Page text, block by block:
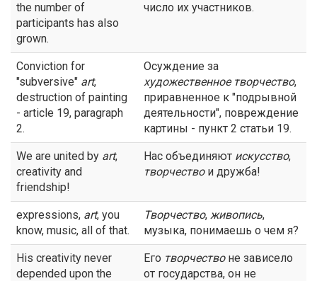
the number of
participants has also
grown.
число их участников.
Conviction for
"subversive" art,
destruction of painting
- article 19, paragraph
2.
Осуждение за
художественное творчество,
приравненное к "подрывной
деятельности", повреждение
картины - пункт 2 статьи 19.
We are united by art,
creativity and
friendship!
Нас объединяют искусство,
творчествои дружба!
expressions, art, you
know, music, all of that.
Творчество, живопись,
музыка, понимаешь о чем я?
His creativity never
depended upon the
Его творчествоне зависело
от государства, он не